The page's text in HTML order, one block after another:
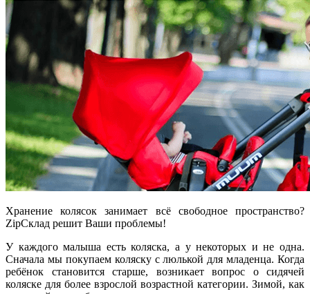
Хранение колясок занимает всё свободное пространство?
ZipСклад решит Ваши проблемы!
У каждого малыша есть коляска, а у некоторых и не одна.
Сначала мы покупаем коляску с люлькой для младенца. Когда
ребёнок становится старше, возникает вопрос о сидячей
коляске для более взрослой возрастной категории. Зимой, как